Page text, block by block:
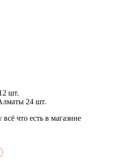
шт.
24 шт.
что есть в магазине